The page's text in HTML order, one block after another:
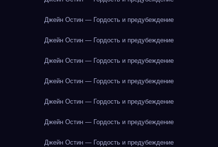
Джейн Остин — Гордость и предубеждение
Джейн Остин — Гордость и предубеждение
Джейн Остин — Гордость и предубеждение
Джейн Остин — Гордость и предубеждение
Джейн Остин — Гордость и предубеждение
Джейн Остин — Гордость и предубеждение
Джейн Остин — Гордость и предубеждение